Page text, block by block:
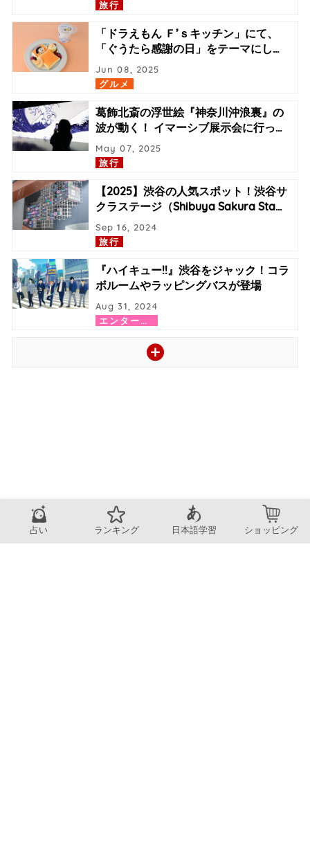
旅行
「ドラえもん Ｆ’ｓキッチン」にて、
「ぐうたら感謝の日」をテーマにし…
グルメ
Jun 08, 2025
葛飾北斎の浮世絵『神奈川沖浪裏』の
波が動く！ イマーシブ展示会に行っ…
旅行
May 07, 2025
【2025】渋谷の人気スポット！渋谷サ
クラステージ（Shibuya Sakura Sta…
旅行
Sep 16, 2024
『ハイキュー!!』渋谷をジャック！コラ
ボルームやラッピングバスが登場
エ
ンターテイメント
Aug 31, 2024
占い ランキング 日本語学習 ショッピング